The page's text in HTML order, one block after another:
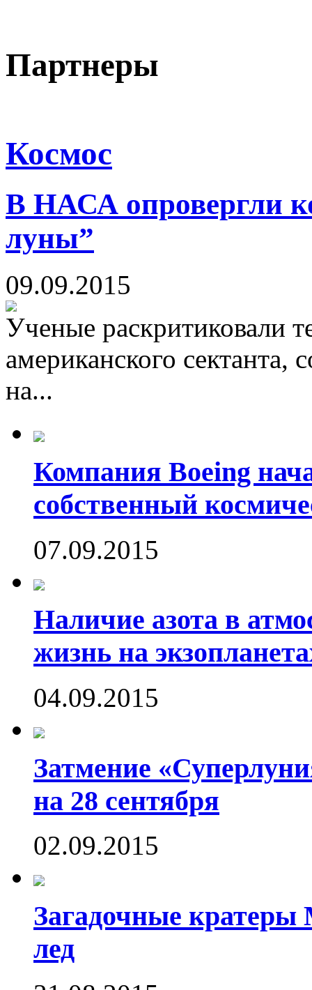
Партнеры
Космос
В НАСА опровергли
луны”
09.09.2015
Ученые раскритиковали
американского сектанта,
на...
Компания Boeing
собственный
07.09.2015
Наличие азота в
жизнь на
04.09.2015
Затмение
на 28 сентября
02.09.2015
Загадочные
лед